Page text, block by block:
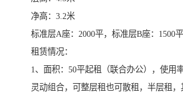
净高：3.2米
标准层A座：2000平，标准层B座：1500平
租赁情况：
1、面积：50平起租（联合办公），使用
灵动组合，可整层租也可散租，半层租，